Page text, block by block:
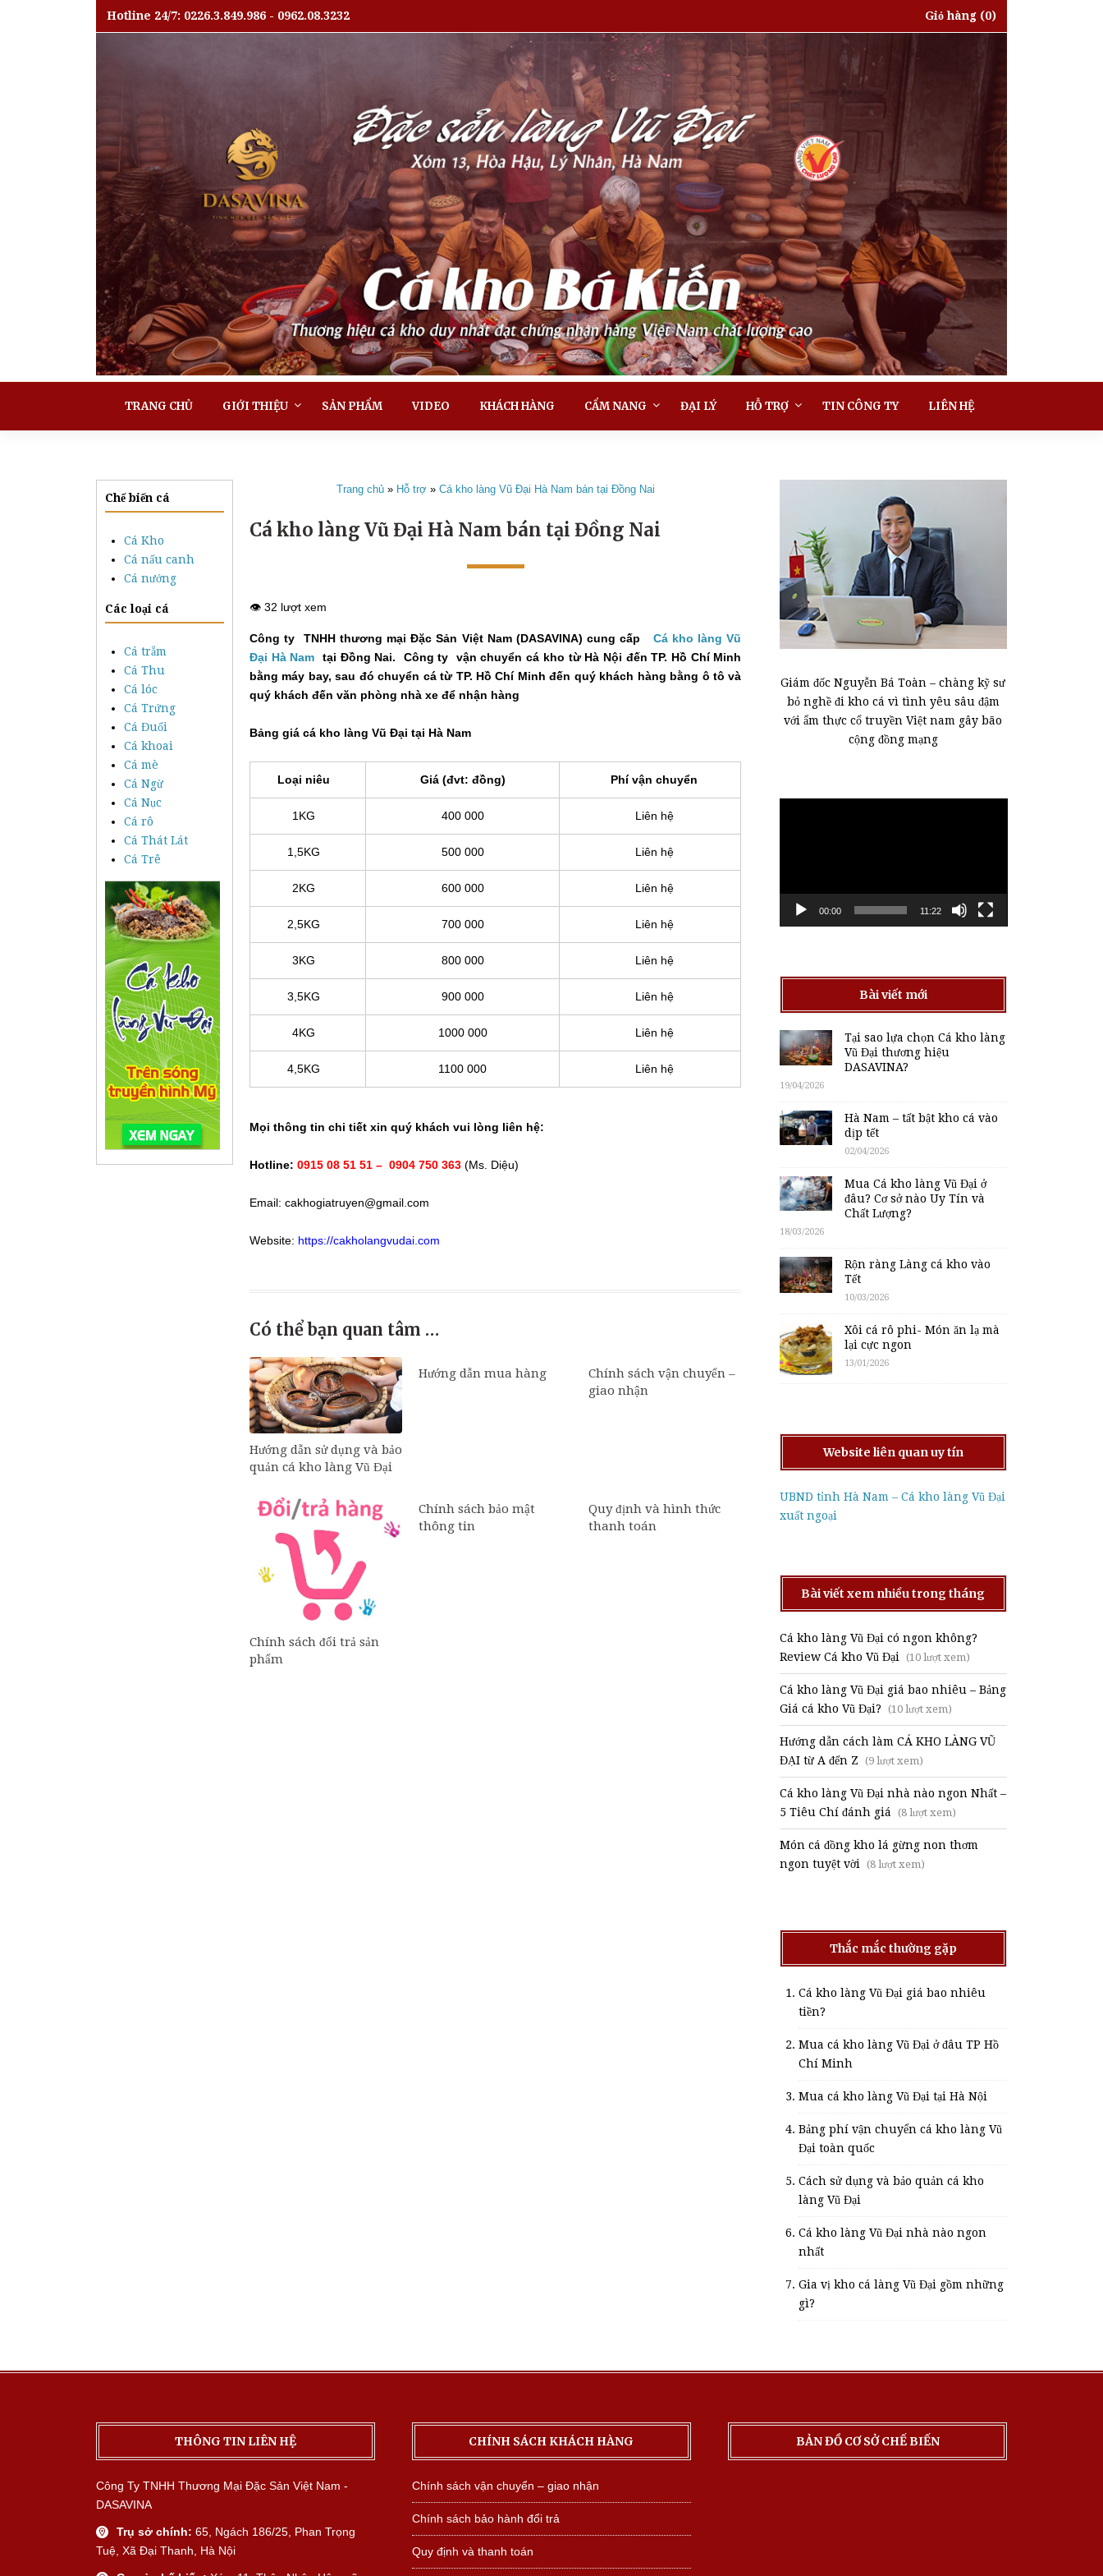
Hotline 24/7: 0226.3.849.986 - 0962.08.3232 Giỏ hàng (0)
TRANG CHỦ GIỚI THIỆU SẢN PHẨM VIDEO KHÁCH HÀNG CẨM NANG ĐẠI LÝ HỖ TRỢ TIN CÔNG TY LIÊN HỆ
Chế biến cá
Cá Kho
Cá nấu canh
Cá nướng
Các loại cá
Cá trắm
Cá Thu
Cá lóc
Cá Trứng
Cá Đuối
Cá khoai
Cá mè
Cá Ngừ
Cá Nục
Cá rô
Cá Thát Lát
Cá Trê
Trang chủ» Hỗ trợ» Cá kho làng Vũ Đại Hà Nam bán tại Đồng Nai
Cá kho làng Vũ Đại Hà Nam bán tại Đồng Nai
👁️ 32 lượt xem
Công ty TNHH thương mại Đặc Sản Việt Nam (DASAVINA) cung cấp Cá kho làng Vũ
Đại Hà Nam tại Đồng Nai. Công ty vận chuyển cá kho từ Hà Nội đến TP. Hồ Chí Minh
bằng máy bay, sau đó chuyển cá từ TP. Hồ Chí Minh đến quý khách hàng bằng ô tô và
quý khách đến văn phòng nhà xe để nhận hàng
Bảng giá cá kho làng Vũ Đại tại Hà Nam
Loại niêu Giá (đvt: đồng) Phí vận chuyển
1KG 400 000 Liên hệ
1,5KG 500 000 Liên hệ
2KG 600 000 Liên hệ
2,5KG 700 000 Liên hệ
3KG 800 000 Liên hệ
3,5KG 900 000 Liên hệ
4KG 1000 000 Liên hệ
4,5KG 1100 000 Liên hệ
Mọi thông tin chi tiết xin quý khách vui lòng liên hệ:
Hotline: 0915 08 51 51 – 0904 750 363 (Ms. Diệu)
Email: cakhogiatruyen@gmail.com
Website: https://cakholangvudai.com
Có thể bạn quan tâm …
Hướng dẫn sử dụng và bảo
quản cá kho làng Vũ Đại
Hướng dẫn mua hàng
Chính sách vận chuyển –
giao nhận
Chính sách đổi trả sản
phẩm
Chính sách bảo mật
thông tin
Quy định và hình thức
thanh toán
Giám đốc Nguyễn Bá Toàn – chàng kỹ sư
bỏ nghề đi kho cá vì tình yêu sâu đậm
với ẩm thực cổ truyền Việt nam gây bão
cộng đồng mạng
00:00 11:22
Bài viết mới
Tại sao lựa chọn Cá kho làng
Vũ Đại thương hiệu
DASAVINA?
19/04/2026
Hà Nam – tất bật kho cá vào
dịp tết
02/04/2026
Mua Cá kho làng Vũ Đại ở
đâu? Cơ sở nào Uy Tín và
Chất Lượng?
18/03/2026
Rộn ràng Làng cá kho vào
Tết
10/03/2026
Xôi cá rô phi- Món ăn lạ mà
lại cực ngon
13/01/2026
Website liên quan uy tín
UBND tỉnh Hà Nam – Cá kho làng Vũ Đại
xuất ngoại
Bài viết xem nhiều trong tháng
Cá kho làng Vũ Đại có ngon không?
Review Cá kho Vũ Đại (10 lượt xem)
Cá kho làng Vũ Đại giá bao nhiêu – Bảng
Giá cá kho Vũ Đại? (10 lượt xem)
Hướng dẫn cách làm CÁ KHO LÀNG VŨ
ĐẠI từ A đến Z (9 lượt xem)
Cá kho làng Vũ Đại nhà nào ngon Nhất –
5 Tiêu Chí đánh giá (8 lượt xem)
Món cá đồng kho lá gừng non thơm
ngon tuyệt vời (8 lượt xem)
Thắc mắc thường gặp
Cá kho làng Vũ Đại giá bao nhiêu
tiền?
Mua cá kho làng Vũ Đại ở đâu TP Hồ
Chí Minh
Mua cá kho làng Vũ Đại tại Hà Nội
Bảng phí vận chuyển cá kho làng Vũ
Đại toàn quốc
Cách sử dụng và bảo quản cá kho
làng Vũ Đại
Cá kho làng Vũ Đại nhà nào ngon
nhất
Gia vị kho cá làng Vũ Đại gồm những
gì?
THÔNG TIN LIÊN HỆ
Công Ty TNHH Thương Mại Đặc Sản Việt Nam -
DASAVINA
Trụ sở chính: 65, Ngách 186/25, Phan Trọng
Tuệ, Xã Đại Thanh, Hà Nội
CHÍNH SÁCH KHÁCH HÀNG
Chính sách vận chuyển – giao nhận
Chính sách bảo hành đổi trả
Quy định và thanh toán
BẢN ĐỒ CƠ SỞ CHẾ BIẾN